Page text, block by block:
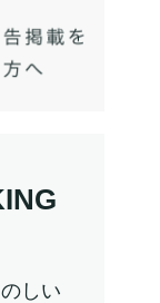
しい